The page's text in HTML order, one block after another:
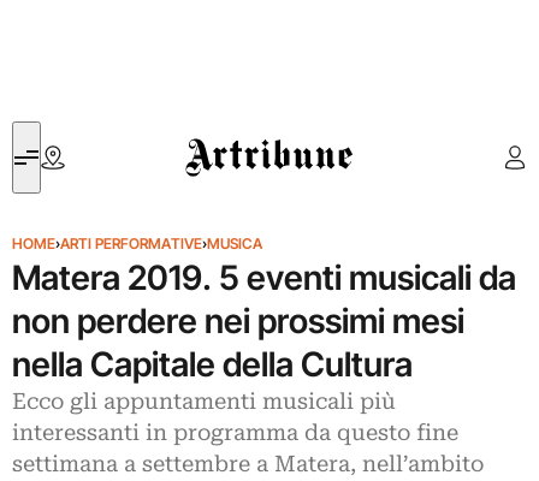
Artribune
HOME›ARTI PERFORMATIVE›MUSICA
Matera 2019. 5 eventi musicali da
non perdere nei prossimi mesi
nella Capitale della Cultura
Ecco gli appuntamenti musicali più
interessanti in programma da questo fine
settimana a settembre a Matera, nell’ambito